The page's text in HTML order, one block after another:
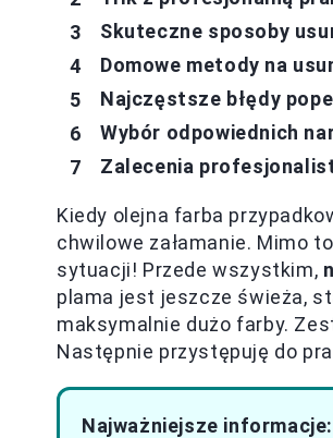
Skuteczne sposoby
Domowe metody na
Najczęstsze błędy
Wybór odpowiednich
Zalecenia
Kiedy olejna farba
chwilowe załamanie. Mimo
sytuacji! Przede wszystkim,
plama jest jeszcze świeża,
maksymalnie dużo farby.
Następnie przystępuję do
Najważniejsze informacje: